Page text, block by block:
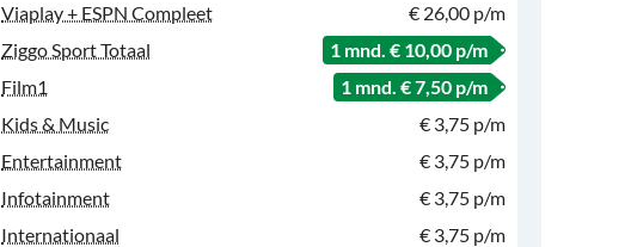
Viaplay + ESPN Compleet
€ 26,00 p/m
Ziggo Sport Totaal
1 mnd. € 10,00 p/m
Film1
1 mnd. € 7,50 p/m
Kids & Music
€ 3,75 p/m
Entertainment
€ 3,75 p/m
Infotainment
€ 3,75 p/m
Internationaal
€ 3,75 p/m